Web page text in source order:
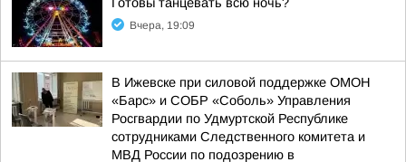
Вчера, 19:09
В Ижевске при силовой поддержке ОМОН
«Барс» и СОБР «Соболь» Управления
Росгвардии по Удмуртской Республике
сотрудниками Следственного комитета и
МВД России по подозрению в